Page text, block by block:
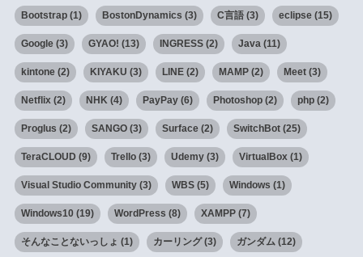
Bootstrap(1) BostonDynamics (3) C言語(3) eclipse(15)
Google(3) GYAO! (13) INGRESS(2) Java(11)
kintone(2) KIYAKU (3) LINE(2) MAMP(2) Meet(3)
Netflix(2) NHK(4) PayPay(6) Photoshop(2) php(2)
Proglus (2) SANGO(3) Surface(2) SwitchBot(25)
TeraCLOUD (9) Trello(3) Udemy(3) VirtualBox(1)
Visual Studio Community(3) WBS(5) Windows (1)
Windows10(19) WordPress (8) XAMPP(7)
そんなことないっしょ (1) カーリング(3) ガンダム(12)